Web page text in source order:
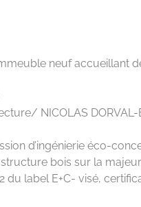
neuf accueillant
NICOLAS
d’ingénierie éco-
bois sur la
du label E+C- visé,